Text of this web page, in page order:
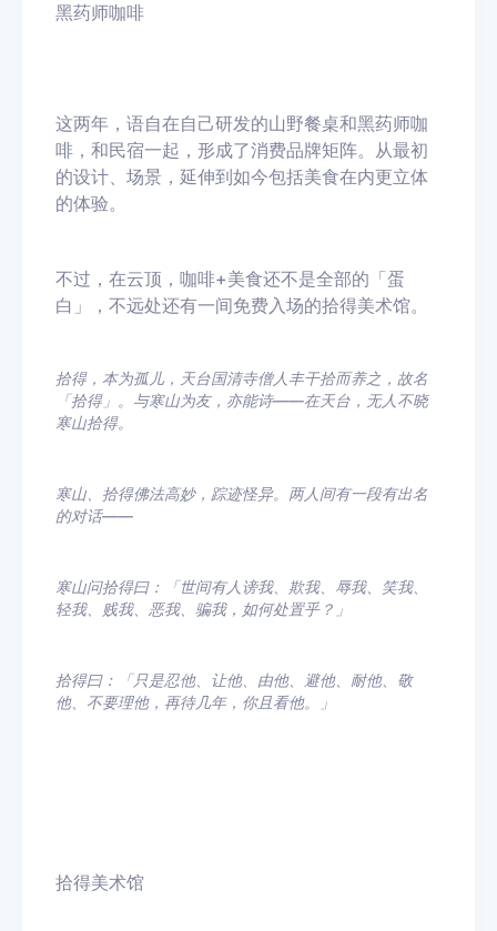
黑药师咖啡
这两年，语自在自己研发的山野餐桌和黑药师咖
啡，和民宿一起，形成了消费品牌矩阵。从最初
的设计、场景，延伸到如今包括美食在内更立体
的体验。
不过，在云顶，咖啡+美食还不是全部的「蛋
白」，不远处还有一间免费入场的拾得美术馆。
拾得，本为孤儿，天台国清寺僧人丰干拾而养之，故名
「拾得」。与寒山为友，亦能诗——在天台，无人不晓
寒山拾得。
寒山、拾得佛法高妙，踪迹怪异。两人间有一段有出名
的对话——
寒山问拾得曰：「世间有人谤我、欺我、辱我、笑我、
轻我、贱我、恶我、骗我，如何处置乎？」
拾得曰：「只是忍他、让他、由他、避他、耐他、敬
他、不要理他，再待几年，你且看他。」
拾得美术馆